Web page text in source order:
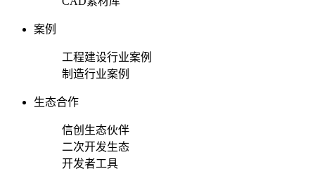
案例
工程建设行业案例
制造行业案例
生态合作
信创生态伙伴
二次开发生态
开发者工具